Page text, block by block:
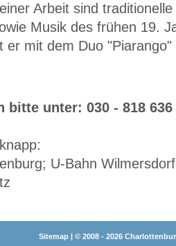
Arbeit sind
Musik des frühen 19.
er mit dem Duo
bitte unter: 030 - 818
U-Bahn
Sitemap | © 2008 - 2026